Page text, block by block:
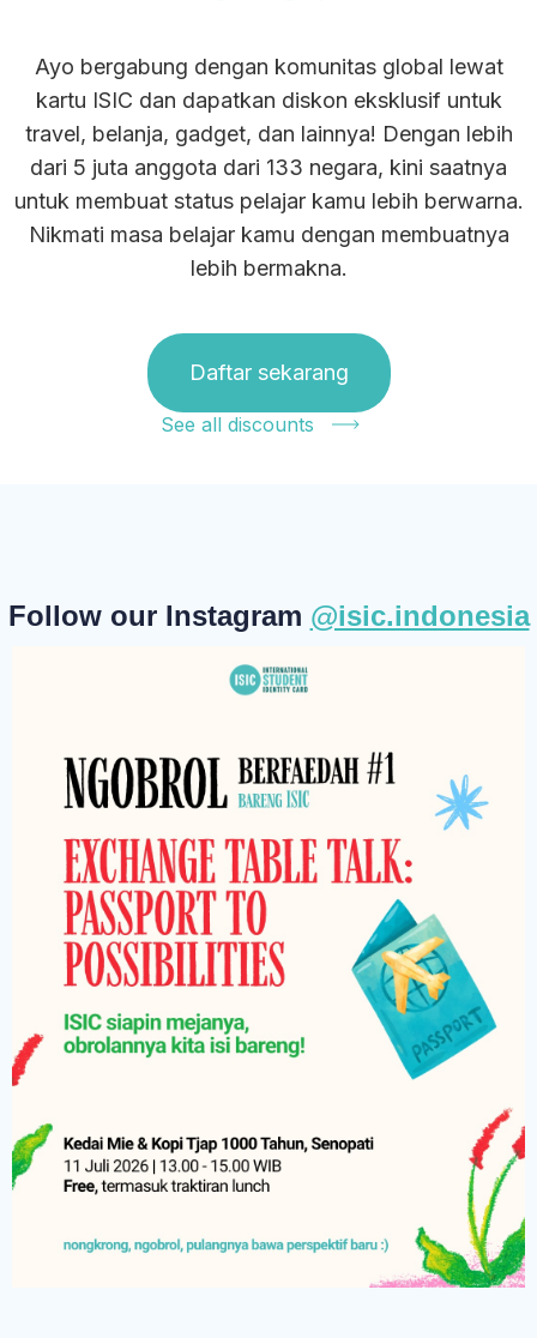
Ayo bergabung dengan komunitas global lewat
kartu ISIC dan dapatkan diskon eksklusif untuk
travel, belanja, gadget, dan lainnya! Dengan lebih
dari 5 juta anggota dari 133 negara, kini saatnya
untuk membuat status pelajar kamu lebih berwarna.
Nikmati masa belajar kamu dengan membuatnya
lebih bermakna.
Daftar sekarang
See all discounts
Follow our Instagram @isic.indonesia